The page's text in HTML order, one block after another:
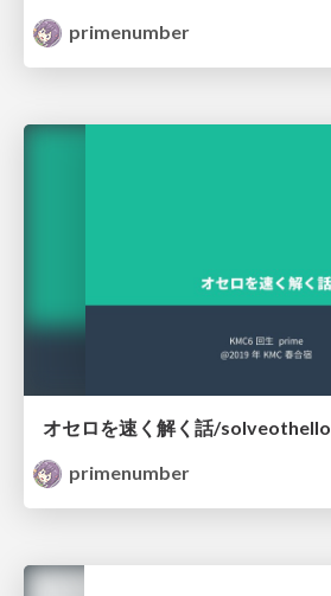
primenumber
オセロを速く解く話/solveothello
primenumber